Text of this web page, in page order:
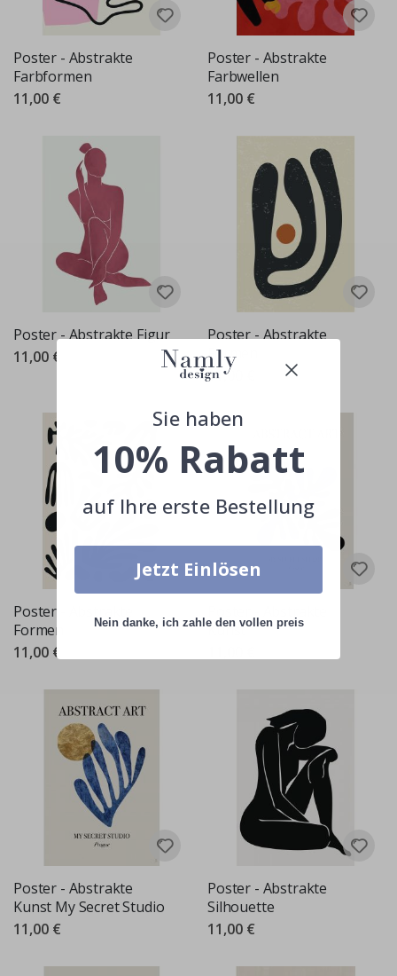
Poster - Abstrakte
Farbformen
11,00 €
Poster - Abstrakte
Farbwellen
11,00 €
Poster - Abstrakte Figur
11,00 €
Poster - Abstrakte
Formen
11,00 €
Poster - Abstrakte
Formen
11,00 €
Kunst
Poster - Abstrakte
Kunst My Secret Studio
11,00 €
Poster - Abstrakte
Silhouette
11,00 €
Sie haben
10% Rabatt
auf Ihre erste Bestellung
Jetzt Einlösen
Nein danke, ich zahle den vollen preis